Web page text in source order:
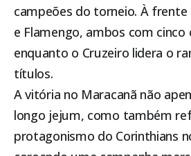
campeões do torneio. À frente
e Flamengo, ambos com cinco
enquanto o Cruzeiro lidera o
títulos.
A vitória no Maracanã não
longo jejum, como também
protagonismo do Corinthians